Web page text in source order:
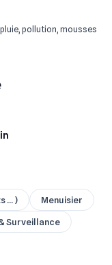
pollution, mousses
... )
Menuisier
Surveillance